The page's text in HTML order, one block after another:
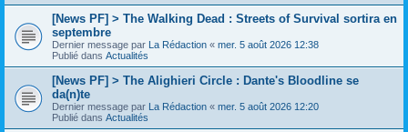
[News PF] > The Walking Dead : Streets of Survival sortira en
septembre
Dernier message par La Rédaction « mer. 5 août 2026 12:38
Publié dans Actualités
[News PF] > The Alighieri Circle : Dante's Bloodline se
da(n)te
Dernier message par La Rédaction « mer. 5 août 2026 12:20
Publié dans Actualités